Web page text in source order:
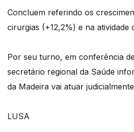
Concluem referindo os
cirurgias (+12,2%) e na atividade
Por seu turno, em conferência
secretário regional da Saúde
da Madeira vai atuar
LUSA